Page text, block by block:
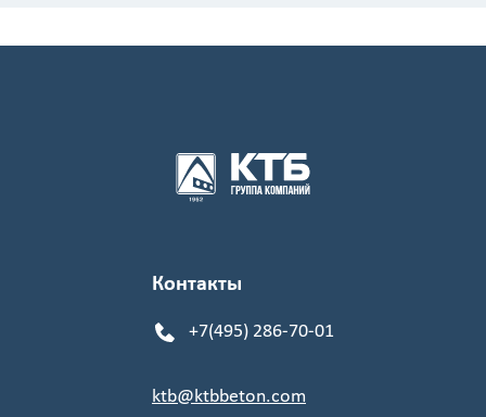
Контакты
+7(495) 286-70-01
ktb@ktbbeton.com